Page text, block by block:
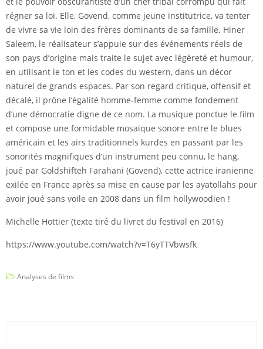
régner sa loi. Elle, Govend, comme jeune institutrice, va tenter
de vivre sa vie loin des frères dominants de sa famille. Hiner
Saleem, le réalisateur s’appuie sur des événements réels de
son pays d’origine mais traite le sujet avec légèreté et humour,
en utilisant le ton et les codes du western, dans un décor
naturel de grands espaces. Par son regard critique, offensif et
décalé, il prône l’égalité homme-femme comme fondement
d’une démocratie digne de ce nom. La musique ponctue le film
et compose une formidable mosaïque sonore entre le blues
américain et les airs traditionnels kurdes en passant par les
sonorités magnifiques d’un instrument peu connu, le hang,
joué par Goldshifteh Farahani (Govend), cette actrice iranienne
exilée en France après sa mise en cause par les ayatollahs pour
avoir joué sans voile en 2008 dans un film hollywoodien !
Michelle Hottier (texte tiré du livret du festival en 2016)
https://www.youtube.com/watch?v=T6yTTVbwsfk
Analyses de films